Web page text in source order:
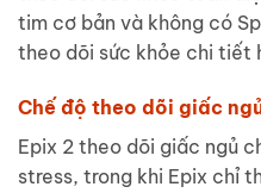
tim cơ bản và không có
theo dõi sức khỏe chi tiết
Chế độ theo dõi giấc
Epix 2 theo dõi giấc ngủ
stress, trong khi Epix chỉ